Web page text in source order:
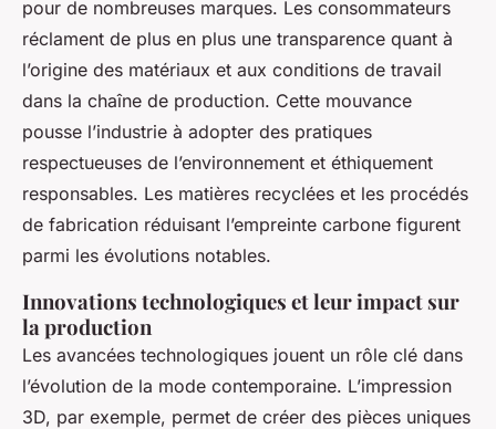
pour de nombreuses marques. Les consommateurs
réclament de plus en plus une transparence quant à
l’origine des matériaux et aux conditions de travail
dans la chaîne de production. Cette mouvance
pousse l’industrie à adopter des pratiques
respectueuses de l’environnement et éthiquement
responsables. Les matières recyclées et les procédés
de fabrication réduisant l’empreinte carbone figurent
parmi les évolutions notables.
Innovations technologiques et leur impact sur
la production
Les avancées technologiques jouent un rôle clé dans
l’évolution de la mode contemporaine. L’impression
3D, par exemple, permet de créer des pièces uniques